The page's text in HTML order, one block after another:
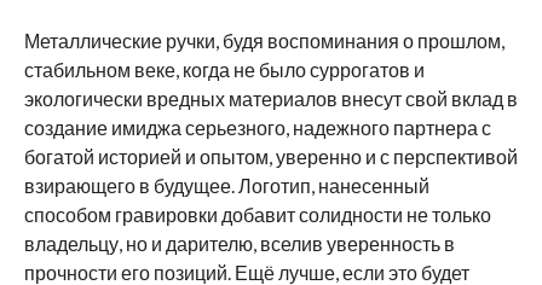
Металлические ручки, будя воспоминания о прошлом,
стабильном веке, когда не было суррогатов и
экологически вредных материалов внесут свой вклад в
создание имиджа серьезного, надежного партнера с
богатой историей и опытом, уверенно и с перспективой
взирающего в будущее. Логотип, нанесенный
способом гравировки добавит солидности не только
владельцу, но и дарителю, вселив уверенность в
прочности его позиций. Ещё лучше, если это будет